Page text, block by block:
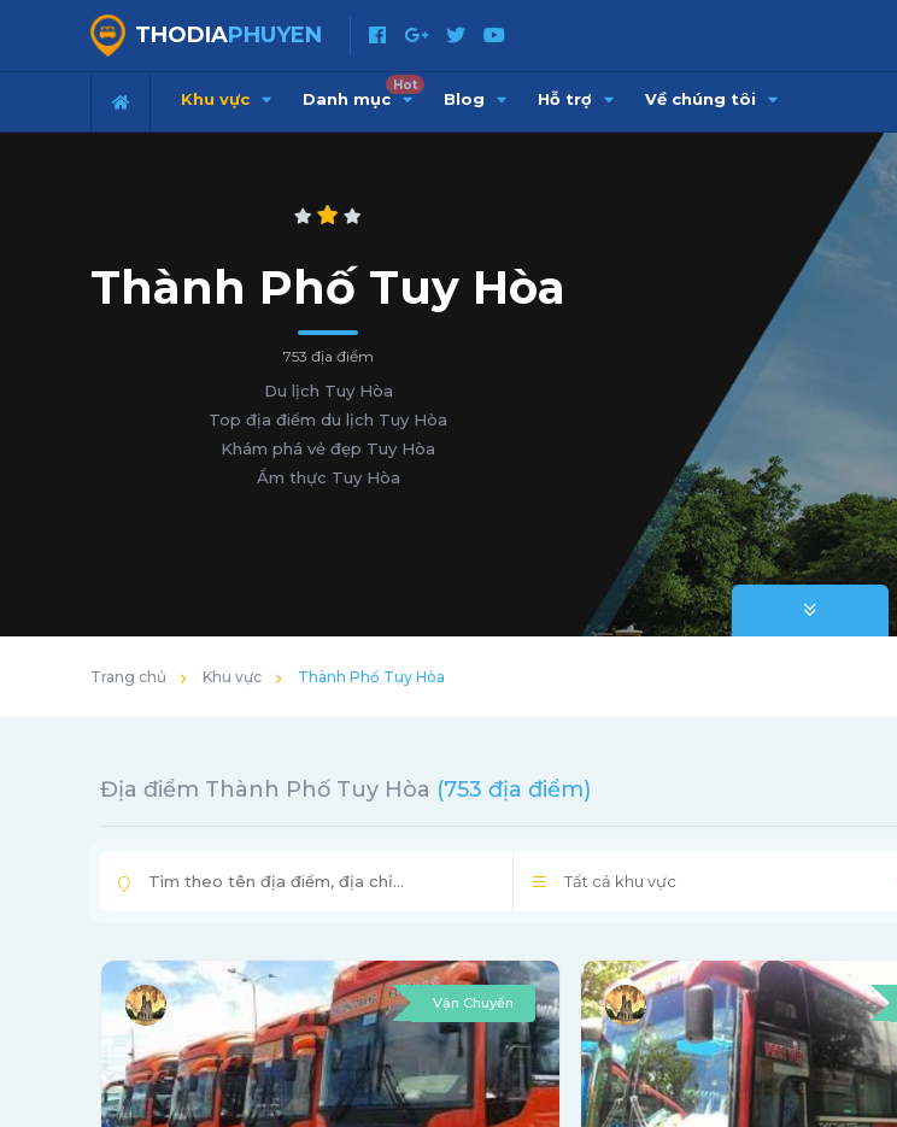
THODIAPHUYEN
Khu vực Danh mục
Hot
Blog Hỗ trợ Về chúng tôi
Thành Phố Tuy Hòa
753 địa điểm
Du lịch Tuy Hòa
Top địa điểm du lịch Tuy Hòa
Khám phá vẻ đẹp Tuy Hòa
Ẩm thực Tuy Hòa
Trang chủ Khu vực Thành Phố Tuy Hòa
Địa điểm Thành Phố Tuy Hòa (753 địa điểm)
Tất cả khu vực
Vận Chuyển